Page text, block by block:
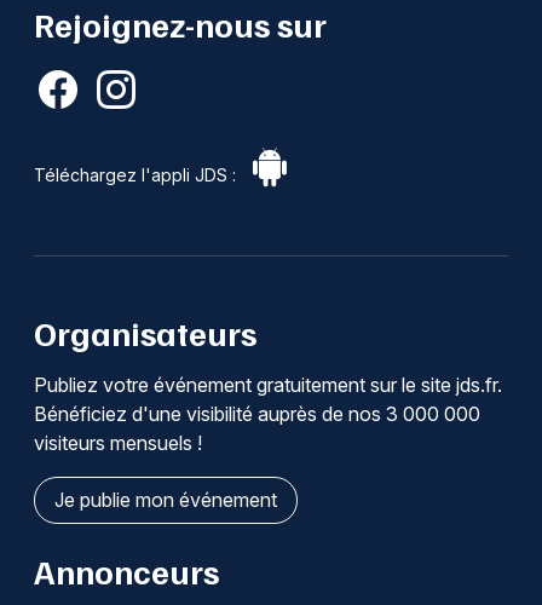
Rejoignez-nous sur
Téléchargez l'appli JDS :
Organisateurs
Publiez votre événement gratuitement sur le site jds.fr.
Bénéficiez d'une visibilité auprès de nos 3 000 000
visiteurs mensuels !
Je publie mon événement
Annonceurs